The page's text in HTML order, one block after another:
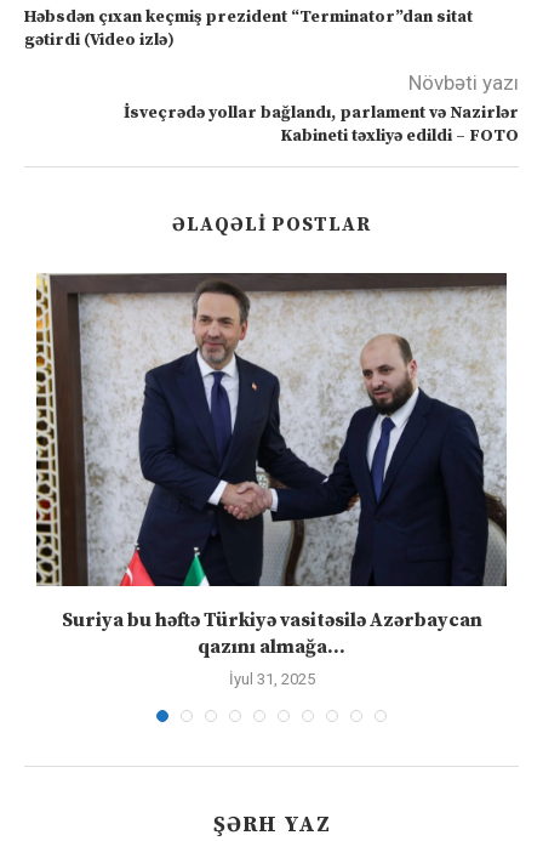
Həbsdən çıxan keçmiş prezident “Terminator”dan sitat
gətirdi (Video izlə)
Növbəti yazı
İsveçrədə yollar bağlandı, parlament və Nazirlər
Kabineti təxliyə edildi – FOTO
ƏLAQƏLI POSTLAR
Suriya bu həftə Türkiyə vasitəsilə Azərbaycan
qazını almağa...
İyul 31, 2025
ŞƏRH YAZ